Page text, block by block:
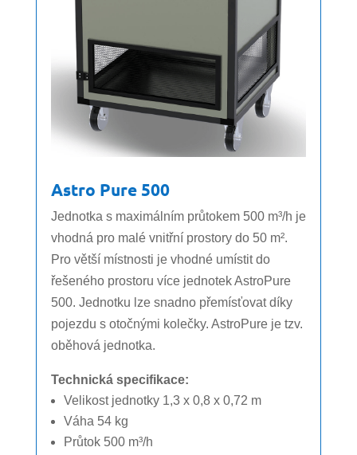
Astro Pure 500
Jednotka s maximálním průtokem 500 m³/h je
vhodná pro malé vnitřní prostory do 50 m².
Pro větší místnosti je vhodné umístit do
řešeného prostoru více jednotek AstroPure
500. Jednotku lze snadno přemísťovat díky
pojezdu s otočnými kolečky. AstroPure je tzv.
oběhová jednotka.
Technická specifikace:
Velikost jednotky 1,3 x 0,8 x 0,72 m
Váha 54 kg
Průtok 500 m³/h